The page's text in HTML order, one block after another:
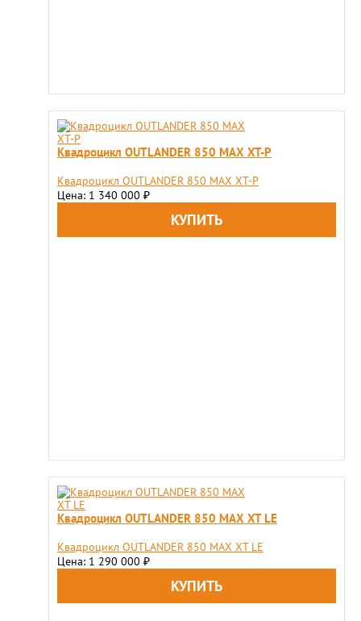
Квадроцикл OUTLANDER 850 MAX XT-P
Квадроцикл OUTLANDER 850 MAX XT-P
Цена: 1 340 000 ₽
Квадроцикл OUTLANDER 850 MAX XT LE
Квадроцикл OUTLANDER 850 MAX XT LE
Цена: 1 290 000 ₽